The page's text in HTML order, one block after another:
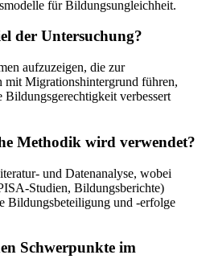
für Bildungsungleichheit.
der Untersuchung?
aufzuzeigen, die zur
Migrationshintergrund führen,
verbessert
Methodik wird verwendet?
und Datenanalyse, wobei
Studien, Bildungsberichte)
Bildungsbeteiligung und -erfolge
Schwerpunkte im